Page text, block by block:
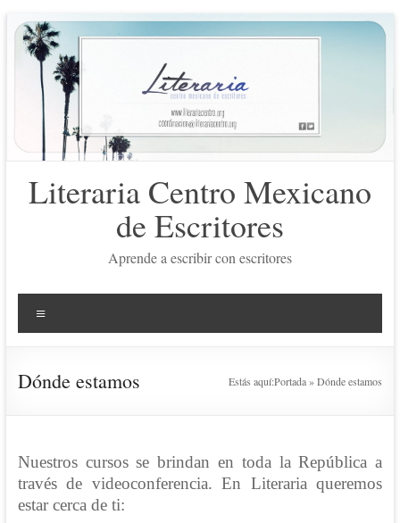
Saltar
contenido
Literaria Centro Mexicano
de Escritores
Aprende a escribir con escritores
Dónde estamos Estás aquí:Portada»Dónde estamos
Nuestros cursos se brindan en toda la República a
través de videoconferencia.En Literaria queremos
estar cerca de ti: